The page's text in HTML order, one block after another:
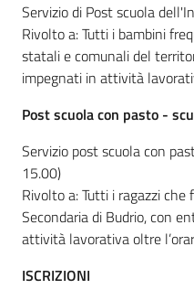
Servizio di Post scuola
Rivolto a: Tutti i bambini
statali e comunali del
impegnati in attività
Post scuola con pasto -
Servizio post scuola con
15.00)
Rivolto a: Tutti i ragazzi
Secondaria di Budrio, con
attività lavorativa oltre
ISCRIZIONI